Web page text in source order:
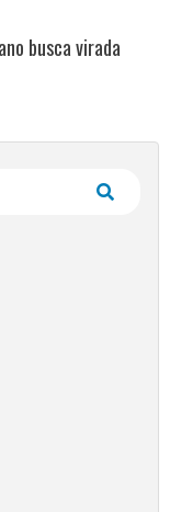
busca virada